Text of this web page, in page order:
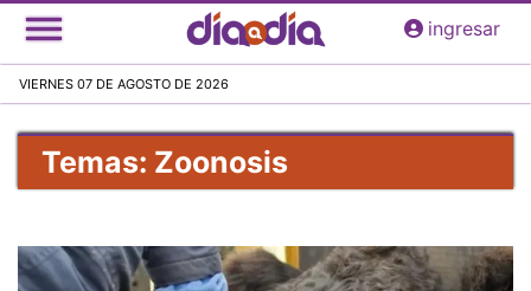
Pasar
al
principal
ingresar
VIERNES 07 DE AGOSTO DE 2026
Temas: Zoonosis